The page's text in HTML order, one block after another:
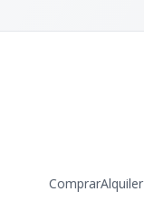
ComprarAlquiler